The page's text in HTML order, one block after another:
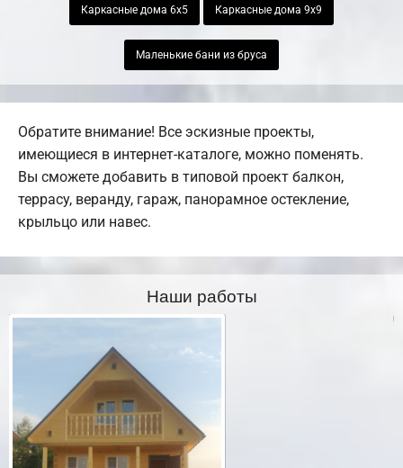
Каркасные дома 6х5 Каркасные дома 9х9
Маленькие бани из бруса
Обратите внимание! Все эскизные проекты,
имеющиеся в интернет-каталоге, можно поменять.
Вы сможете добавить в типовой проект балкон,
террасу, веранду, гараж, панорамное остекление,
крыльцо или навес.
Наши работы